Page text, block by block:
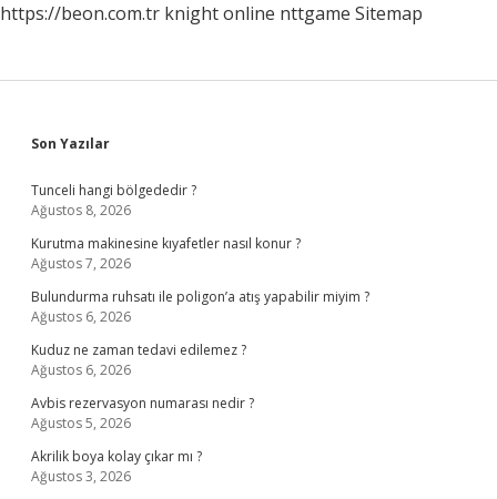
https://beon.com.tr knight online nttgame Sitemap
Sidebar
Son Yazılar
Tunceli hangi bölgededir ?
Ağustos 8, 2026
Kurutma makinesine kıyafetler nasıl konur ?
Ağustos 7, 2026
Bulundurma ruhsatı ile poligon’a atış yapabilir miyim ?
Ağustos 6, 2026
Kuduz ne zaman tedavi edilemez ?
Ağustos 6, 2026
Avbis rezervasyon numarası nedir ?
Ağustos 5, 2026
Akrilik boya kolay çıkar mı ?
Ağustos 3, 2026